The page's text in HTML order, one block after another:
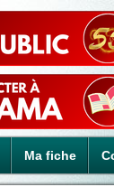
Ma fiche